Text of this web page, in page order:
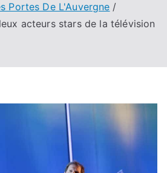
Portes De L'Auvergne
acteurs stars de la télévision